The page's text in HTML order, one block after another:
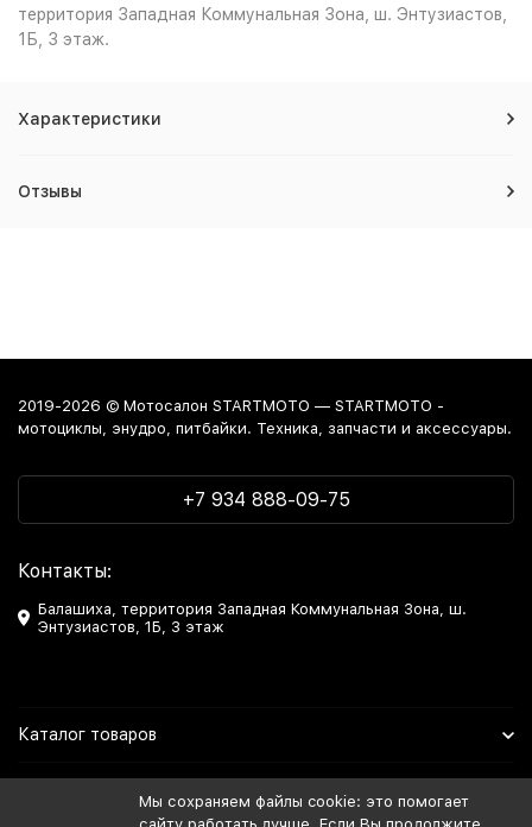
территория Западная Коммунальная Зона, ш. Энтузиастов,
1Б, 3 этаж.
Характеристики
Отзывы
2019-2026 © Мотосалон STARTMOTO — STARTMOTO -
мотоциклы, энудро, питбайки. Техника, запчасти и аксессуары.
+7 934 888-09-75
Контакты:
Балашиха, территория Западная Коммунальная Зона, ш.
Энтузиастов, 1Б, 3 этаж
Каталог товаров
Мы сохраняем файлы cookie: это помогает